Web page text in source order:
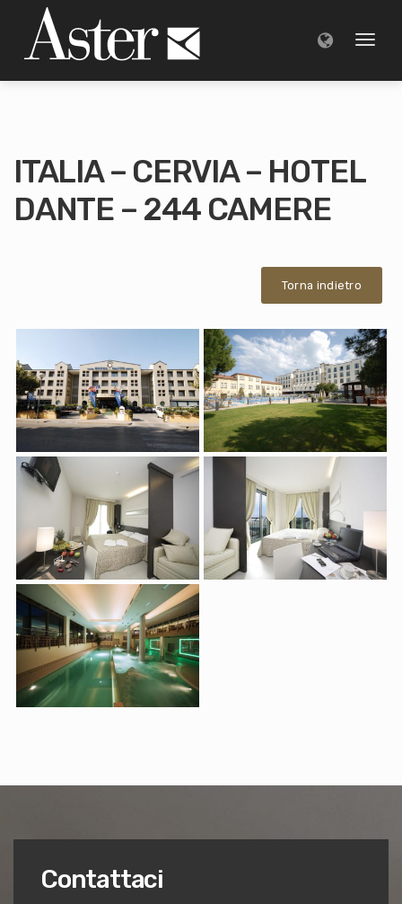
Toggle
ITALIA – CERVIA – HOTEL
DANTE – 244 CAMERE
Torna indietro
Contattaci